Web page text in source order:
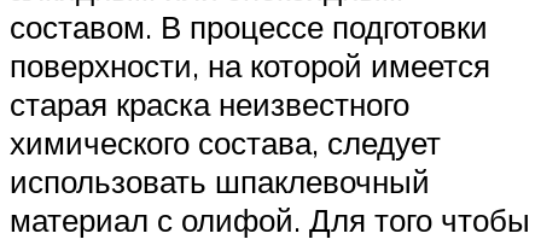
составом. В процессе подготовки
поверхности, на которой имеется
старая краска неизвестного
химического состава, следует
использовать шпаклевочный
материал с олифой. Для того чтобы